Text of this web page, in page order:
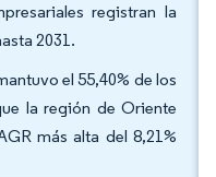
registran la
2031.
el 55,40% de los
la región de Oriente
más alta del 8,21%